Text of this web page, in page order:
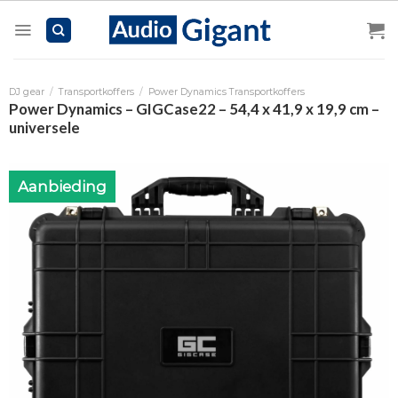
DJ gear / Transportkoffers / Power Dynamics Transportkoffers
Power Dynamics – GIGCase22 – 54,4 x 41,9 x 19,9 cm –
universele
Aanbieding